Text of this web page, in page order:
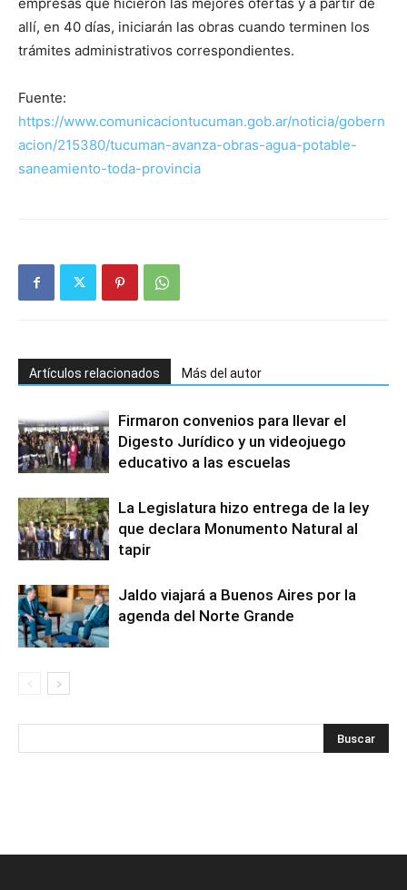
empresas que hicieron las mejores ofertas y a partir de
allí, en 40 días, iniciarán las obras cuando terminen los
trámites administrativos correspondientes.
Fuente:
https://www.comunicaciontucuman.gob.ar/noticia/gobern
acion/215380/tucuman-avanza-obras-agua-potable-
saneamiento-toda-provincia
Artículos relacionados Más del autor
Firmaron convenios para llevar el
Digesto Jurídico y un videojuego
educativo a las escuelas
La Legislatura hizo entrega de la ley
que declara Monumento Natural al
tapir
Jaldo viajará a Buenos Aires por la
agenda del Norte Grande